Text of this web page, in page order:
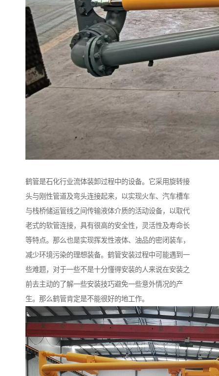
鹤管是石化行业流体装卸过程中的设备。它采用旋转接
头与刚性管道及弯头连接起来，以实现火车、汽车槽车
与栈桥储运管线之间传输液体介质的活动设备，以取代
老式的软管连接，具有很高的安全性，灵活性及寿命长
等特点。那么也是实现挥发性液体、油品的密闭装车，
减少环境污染的理想装备。鹤管安装过程中可能遇到一
些难题，对于一些不是十分懂得安装的人来说在安装之
前去主动的了解一些安装技巧避免一些意外情况的产
生。那么鹤管肯定是不能很好的地工作。